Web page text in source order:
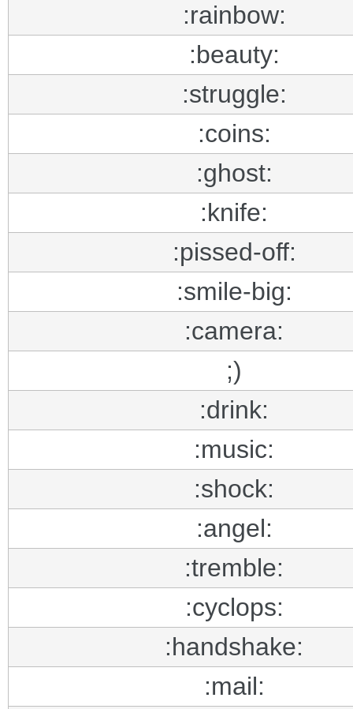
:rainbow:
:beauty:
:struggle:
:coins:
:ghost:
:knife:
:pissed-off:
:smile-big:
:camera:
;)
:drink:
:music:
:shock:
:angel:
:tremble:
:cyclops:
:handshake:
:mail: